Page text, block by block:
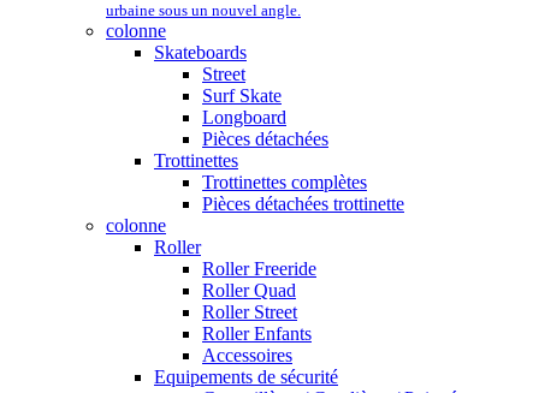
urbaine sous un nouvel angle.
colonne
Skateboards
Street
Surf Skate
Longboard
Pièces détachées
Trottinettes
Trottinettes complètes
Pièces détachées trottinette
colonne
Roller
Roller Freeride
Roller Quad
Roller Street
Roller Enfants
Accessoires
Equipements de sécurité